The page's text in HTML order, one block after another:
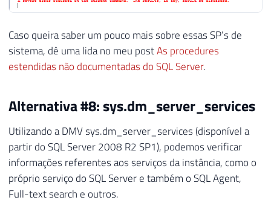
Caso queira saber um pouco mais sobre essas SP’s de
sistema, dê uma lida no meu postAs procedures
estendidas não documentadas do SQL Server.
Alternativa #8: sys.dm_server_services
Utilizando a DMV sys.dm_server_services (disponível a
partir do SQL Server 2008 R2 SP1), podemos verificar
informações referentes aos serviços da instância, como o
próprio serviço do SQL Server e também o SQL Agent,
Full-text search e outros.